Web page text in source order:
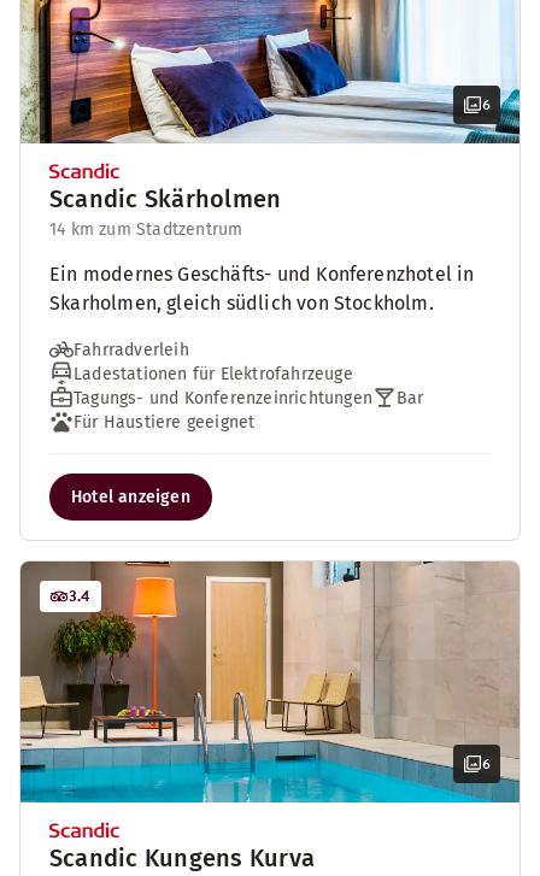
6
Scandic Skärholmen
14 km zum Stadtzentrum
Ein modernes Geschäfts- und Konferenzhotel in
Skarholmen, gleich südlich von Stockholm.
Fahrradverleih
Ladestationen für Elektrofahrzeuge
Tagungs- und Konferenzeinrichtungen
Bar
Für Haustiere geeignet
Hotel anzeigen
6
3.4
Scandic Kungens Kurva